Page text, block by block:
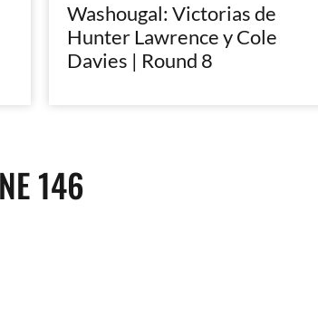
Washougal: Victorias de
Hunter Lawrence y Cole
Davies | Round 8
146